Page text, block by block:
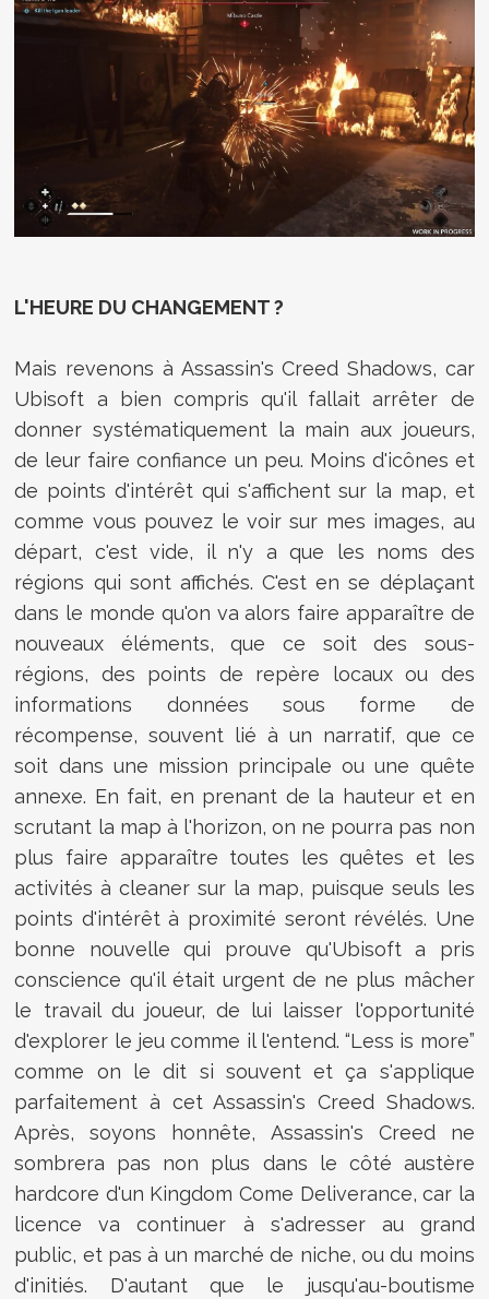
L'HEURE DU CHANGEMENT ?
Mais revenons à Assassin's Creed Shadows, car
Ubisoft a bien compris qu'il fallait arrêter de
donner systématiquement la main aux joueurs,
de leur faire confiance un peu. Moins d'icônes et
de points d'intérêt qui s'affichent sur la map, et
comme vous pouvez le voir sur mes images, au
départ, c'est vide, il n'y a que les noms des
régions qui sont affichés. C'est en se déplaçant
dans le monde qu'on va alors faire apparaître de
nouveaux éléments, que ce soit des sous-
régions, des points de repère locaux ou des
informations données sous forme de
récompense, souvent lié à un narratif, que ce
soit dans une mission principale ou une quête
annexe. En fait, en prenant de la hauteur et en
scrutant la map à l'horizon, on ne pourra pas non
plus faire apparaître toutes les quêtes et les
activités à cleaner sur la map, puisque seuls les
points d'intérêt à proximité seront révélés. Une
bonne nouvelle qui prouve qu'Ubisoft a pris
conscience qu'il était urgent de ne plus mâcher
le travail du joueur, de lui laisser l'opportunité
d'explorer le jeu comme il l'entend. “Less is more”
comme on le dit si souvent et ça s'applique
parfaitement à cet Assassin's Creed Shadows.
Après, soyons honnête, Assassin's Creed ne
sombrera pas non plus dans le côté austère
hardcore d'un Kingdom Come Deliverance, car la
licence va continuer à s'adresser au grand
public, et pas à un marché de niche, ou du moins
d'initiés. D'autant que le jusqu'au-boutisme